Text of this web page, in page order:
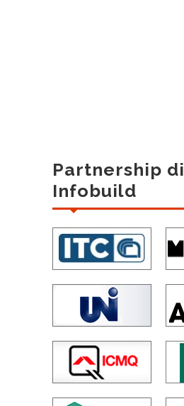
Partnership di
Infobuild